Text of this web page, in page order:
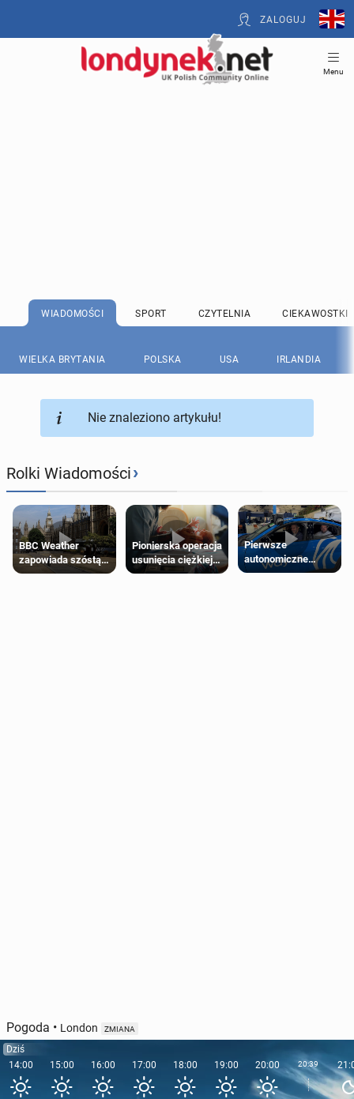
ZALOGUJ
Menu
WIADOMOŚCI SPORT CZYTELNIA CIEKAWOSTKI
WIELKA BRYTANIA POLSKA USA IRLANDIA
Nie znaleziono artykułu!
Rolki Wiadomości›
BBC Weather
zapowiada szóstą
falę upałów w
Pionierska operacja
usunięcia ciężkiej
wady wrodzonej
Pierwsze
autonomiczne
Ubery pojawią się
Pogoda • London ZMIANA
Dziś
14:00
15:00 16:00 17:00 18:00 19:00 20:00 20:39